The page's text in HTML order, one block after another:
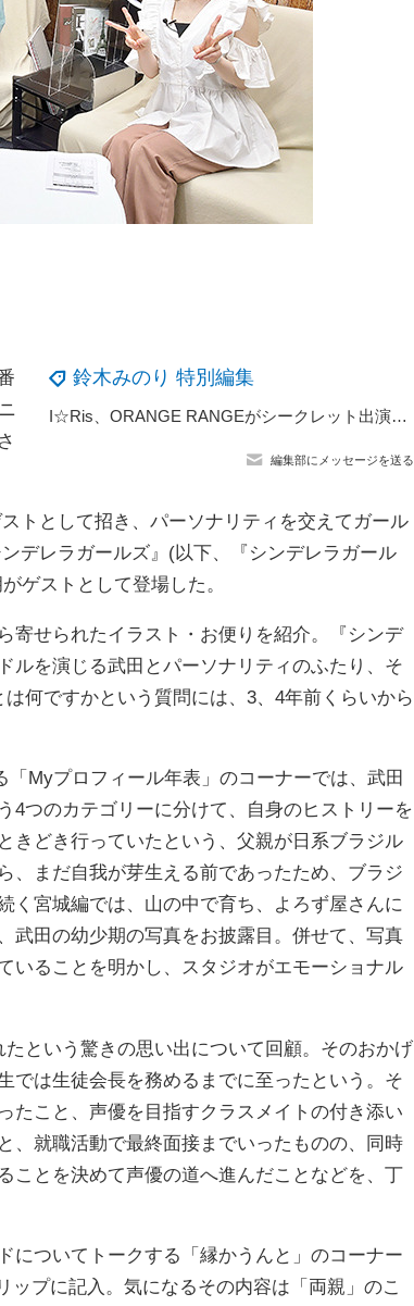
鈴木みのり 特別編集
I☆Ris、ORANGE RANGEがシークレット出演！豪華コラボで観客を熱狂させた「ANIMAX MUSIX 2022」Part1＆Part2速報レポート
編集部にメッセージを送る
トとして招き、パーソナリティを交えてガール
デレラガールズ』(以下、『シンデレラガール
ゲストとして登場した。
せられたイラスト・お便りを紹介。『シンデ
ルを演じる武田とパーソナリティのふたり、そ
何ですかという質問には、3、4年前くらいから
Myプロフィール年表」のコーナーでは、武田
4つのカテゴリーに分けて、自身のヒストリーを
きどき行っていたという、父親が日系ブラジル
、まだ自我が芽生える前であったため、ブラジ
く宮城編では、山の中で育ち、よろず屋さんに
武田の幼少期の写真をお披露目。併せて、写真
いることを明かし、スタジオがエモーショナル
という驚きの思い出について回顧。そのおかげ
では生徒会長を務めるまでに至ったという。そ
たこと、声優を目指すクラスメイトの付き添い
、就職活動で最終面接までいったものの、同時
ことを決めて声優の道へ進んだことなどを、丁
ついてトークする「縁かうんと」のコーナー
プに記入。気になるその内容は「両親」のこ